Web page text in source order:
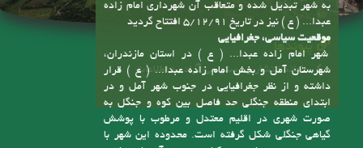
موقعیت سیاسی، جغرافیایی
شهر امام زاده عبدا... ( ع ) در استان مازندران،
شهرستان آمل و بخش امام زاده عبدا... ( ع ) قرار
داشته و از نظر جغرافیایی در جنوب شهر آمل و در
ابتدای منطقه جنگلی حد فاصل بین کوه و جنگل به
صورت شهری در اقلیم معتدل و مرطوب با پوشش
گیاهی جنگلی شکل گرفته است. محدوده این شهر با
وسعتی حدود چهارصد هکتار و حریم آن با مساحت
2200 هکتار بیش از 100 کیلومتر خیابان و معابر داخلی
پیوندها
سامانه انتشار و دسترسی آزاد به اطلاعات
تماس با ما